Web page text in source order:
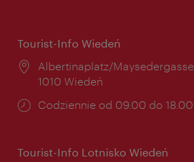
Tourist-Info Wiedeń
Miejsce:
Albertinaplatz/Maysedergasse
1010 Wiedeń
Godziny
Codziennie od 09.00 do 18.00
Tourist-Info Lotnisko Wiedeń